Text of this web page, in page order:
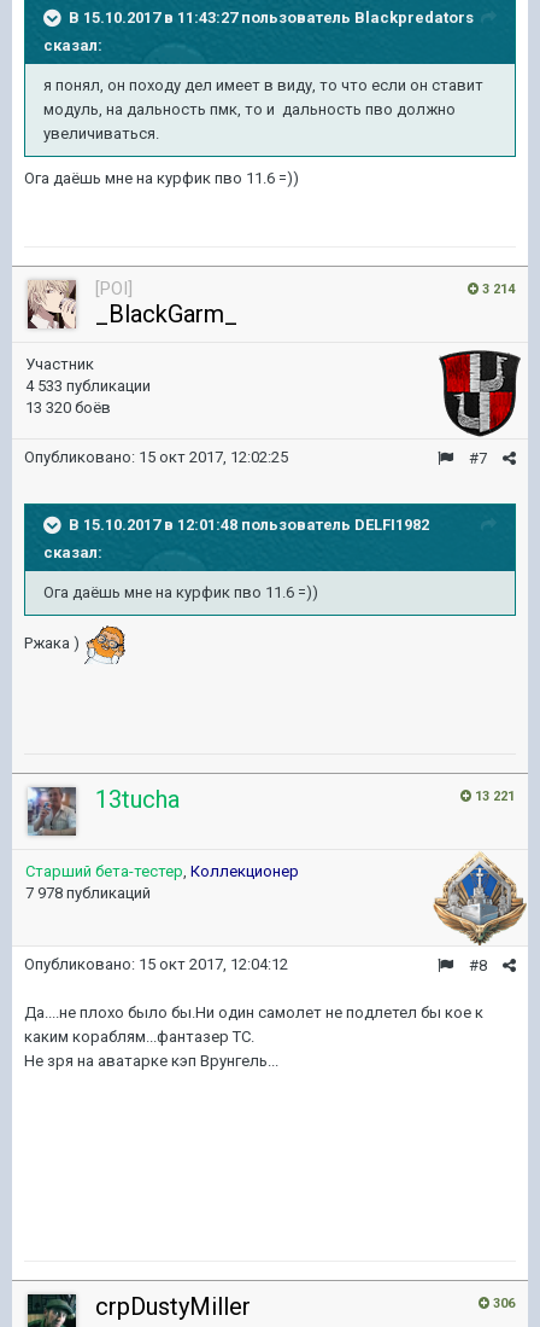
В 15.10.2017 в 11:43:27 пользователь Blackpredators
сказал:
я понял, он походу дел имеет в виду, то что если он ставит
модуль, на дальность пмк, то и дальность пво должно
увеличиваться.
Ога даёшь мне на курфик пво 11.6 =))
3 214
[POI]
_BlackGarm_
Участник
4 533 публикации
13 320 боёв
#7
Опубликовано: 15 окт 2017, 12:02:25
В 15.10.2017 в 12:01:48 пользователь DELFI1982
сказал:
Ога даёшь мне на курфик пво 11.6 =))
Ржака )
13 221
13tucha
Старший бета-тестер, Коллекционер
7 978 публикаций
#8
Опубликовано: 15 окт 2017, 12:04:12
Да....не плохо было бы.Ни один самолет не подлетел бы кое к
каким кораблям...фантазер ТС.
Не зря на аватарке кэп Врунгель...
306
crpDustyMiller